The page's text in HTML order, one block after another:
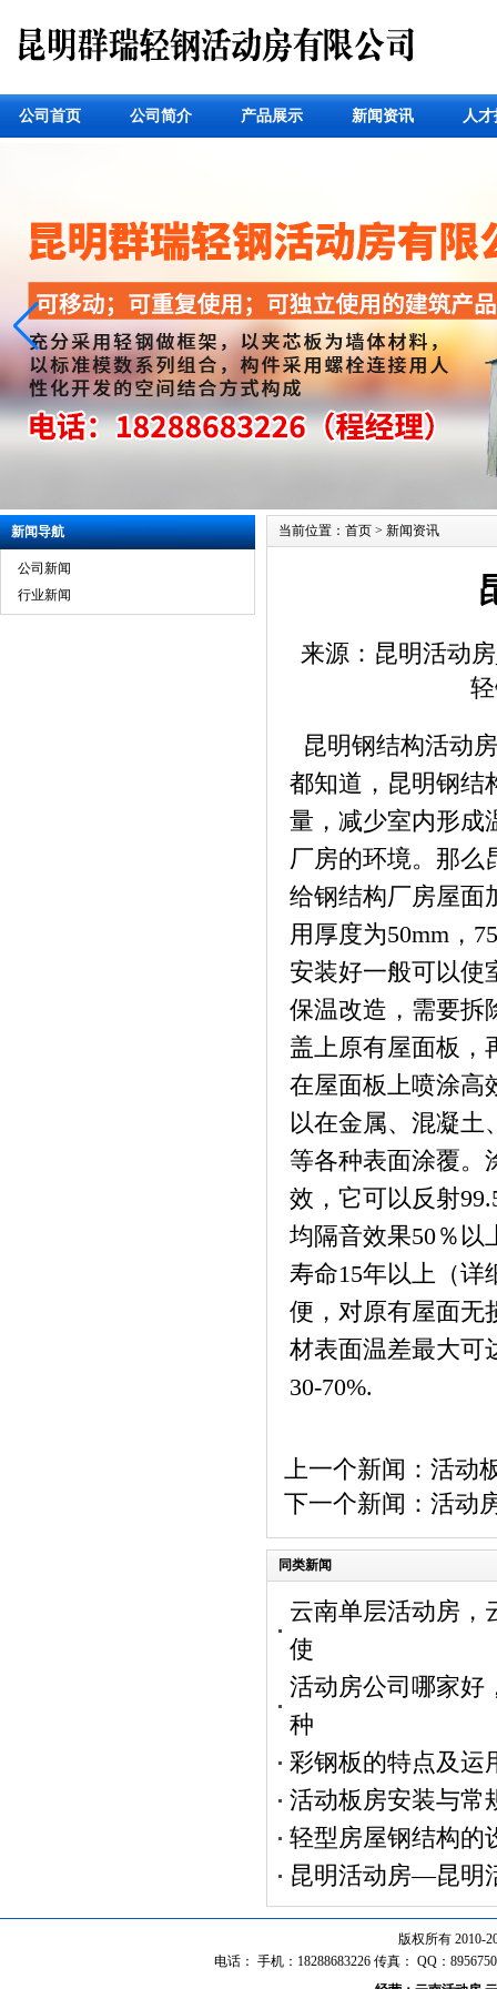
公司首页 公司简介 产品展示 新闻资讯 人
新闻导航
公司新闻
行业新闻
当前位置： 首页 > 新闻资讯
来源：昆明活动
昆明钢结构活动
都知道，昆明钢结
量，减少室内形成
厂房的环境。那么
给钢结构厂房屋面
用厚度为50mm，
安装好一般可以使
保温改造，需要拆
盖上原有屋面板，
在屋面板上喷涂高
以在金属、混凝土
等各种表面涂覆。
效，它可以反射
均隔音效果50％以
寿命15年以上（详
便，对原有屋面无
材表面温差最大可
30-70%.
上一个新闻： 活动
下一个新闻： 活动
同类新闻
云南单层活动房，
使
活动房公司哪家好
种
彩钢板的特点及运
活动板房安装与常
轻型房屋钢结构的
昆明活动房—昆明
版权所有 2010-
电话： 手机：18288683226 传真： QQ：